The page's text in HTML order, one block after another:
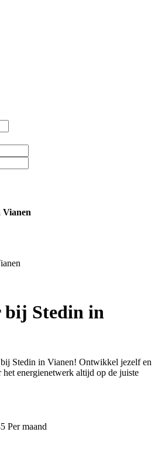
Stedin in
Stedin in Vianen! Ontwikkel jezelf en
energienetwerk altijd op de juiste
Per maand